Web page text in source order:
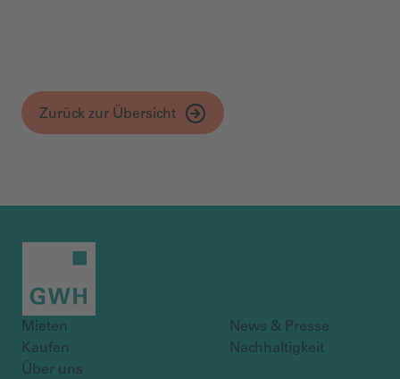
Zurück zur Übersicht
Mieten
Kaufen
News & Presse
Nachhaltigkeit
Über uns